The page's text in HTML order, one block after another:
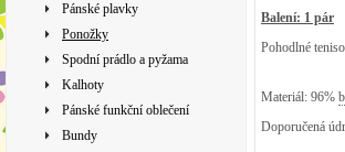
Pánské plavky
Ponožky
Spodní prádlo a pyžama
Kalhoty
Pánské funkční oblečení
Bundy
Balení: 1 pár
Pohodlné
Materiál: 96%
Doporučená